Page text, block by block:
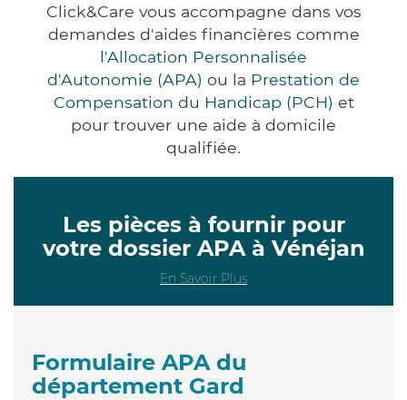
Click&Care vous accompagne dans vos
demandes d'aides financières comme
l'Allocation Personnalisée
d'Autonomie (APA) ou la Prestation de
Compensation du Handicap (PCH) et
pour trouver une aide à domicile
qualifiée.
Les pièces à fournir pour
votre dossier APA à Vénéjan
En Savoir Plus
Formulaire APA du
département Gard